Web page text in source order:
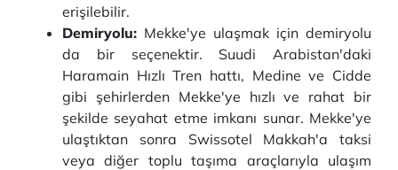
erişilebilir.
Demiryolu: Mekke'ye ulaşmak için demiryolu
da bir seçenektir. Suudi Arabistan'daki
Haramain Hızlı Tren hattı, Medine ve Cidde
gibi şehirlerden Mekke'ye hızlı ve rahat bir
şekilde seyahat etme imkanı sunar. Mekke'ye
ulaştıktan sonra Swissotel Makkah'a taksi
veya diğer toplu taşıma araçlarıyla ulaşım